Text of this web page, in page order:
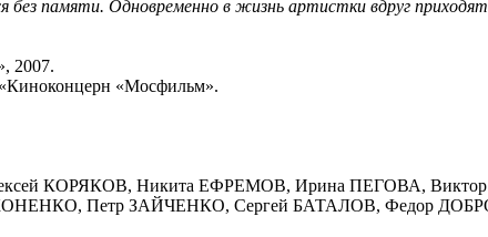
без памяти. Одновременно в жизнь артистки вдруг
2007.
«Мосфильм».
КОРЯКОВ, Никита ЕФРЕМОВ, Ирина ПЕГОВА,
Петр ЗАЙЧЕНКО, Сергей БАТАЛОВ, Федор